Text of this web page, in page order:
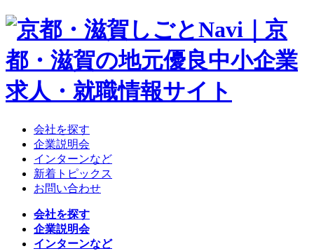
会社を探す
企業説明会
インターンなど
新着トピックス
お問い合わせ
会社を探す
企業説明会
インターンなど